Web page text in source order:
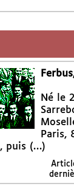
Né le
Paris,
puis (…)